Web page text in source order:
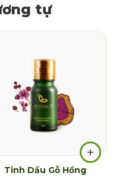
tự
Tinh Dầu Gỗ Hồng